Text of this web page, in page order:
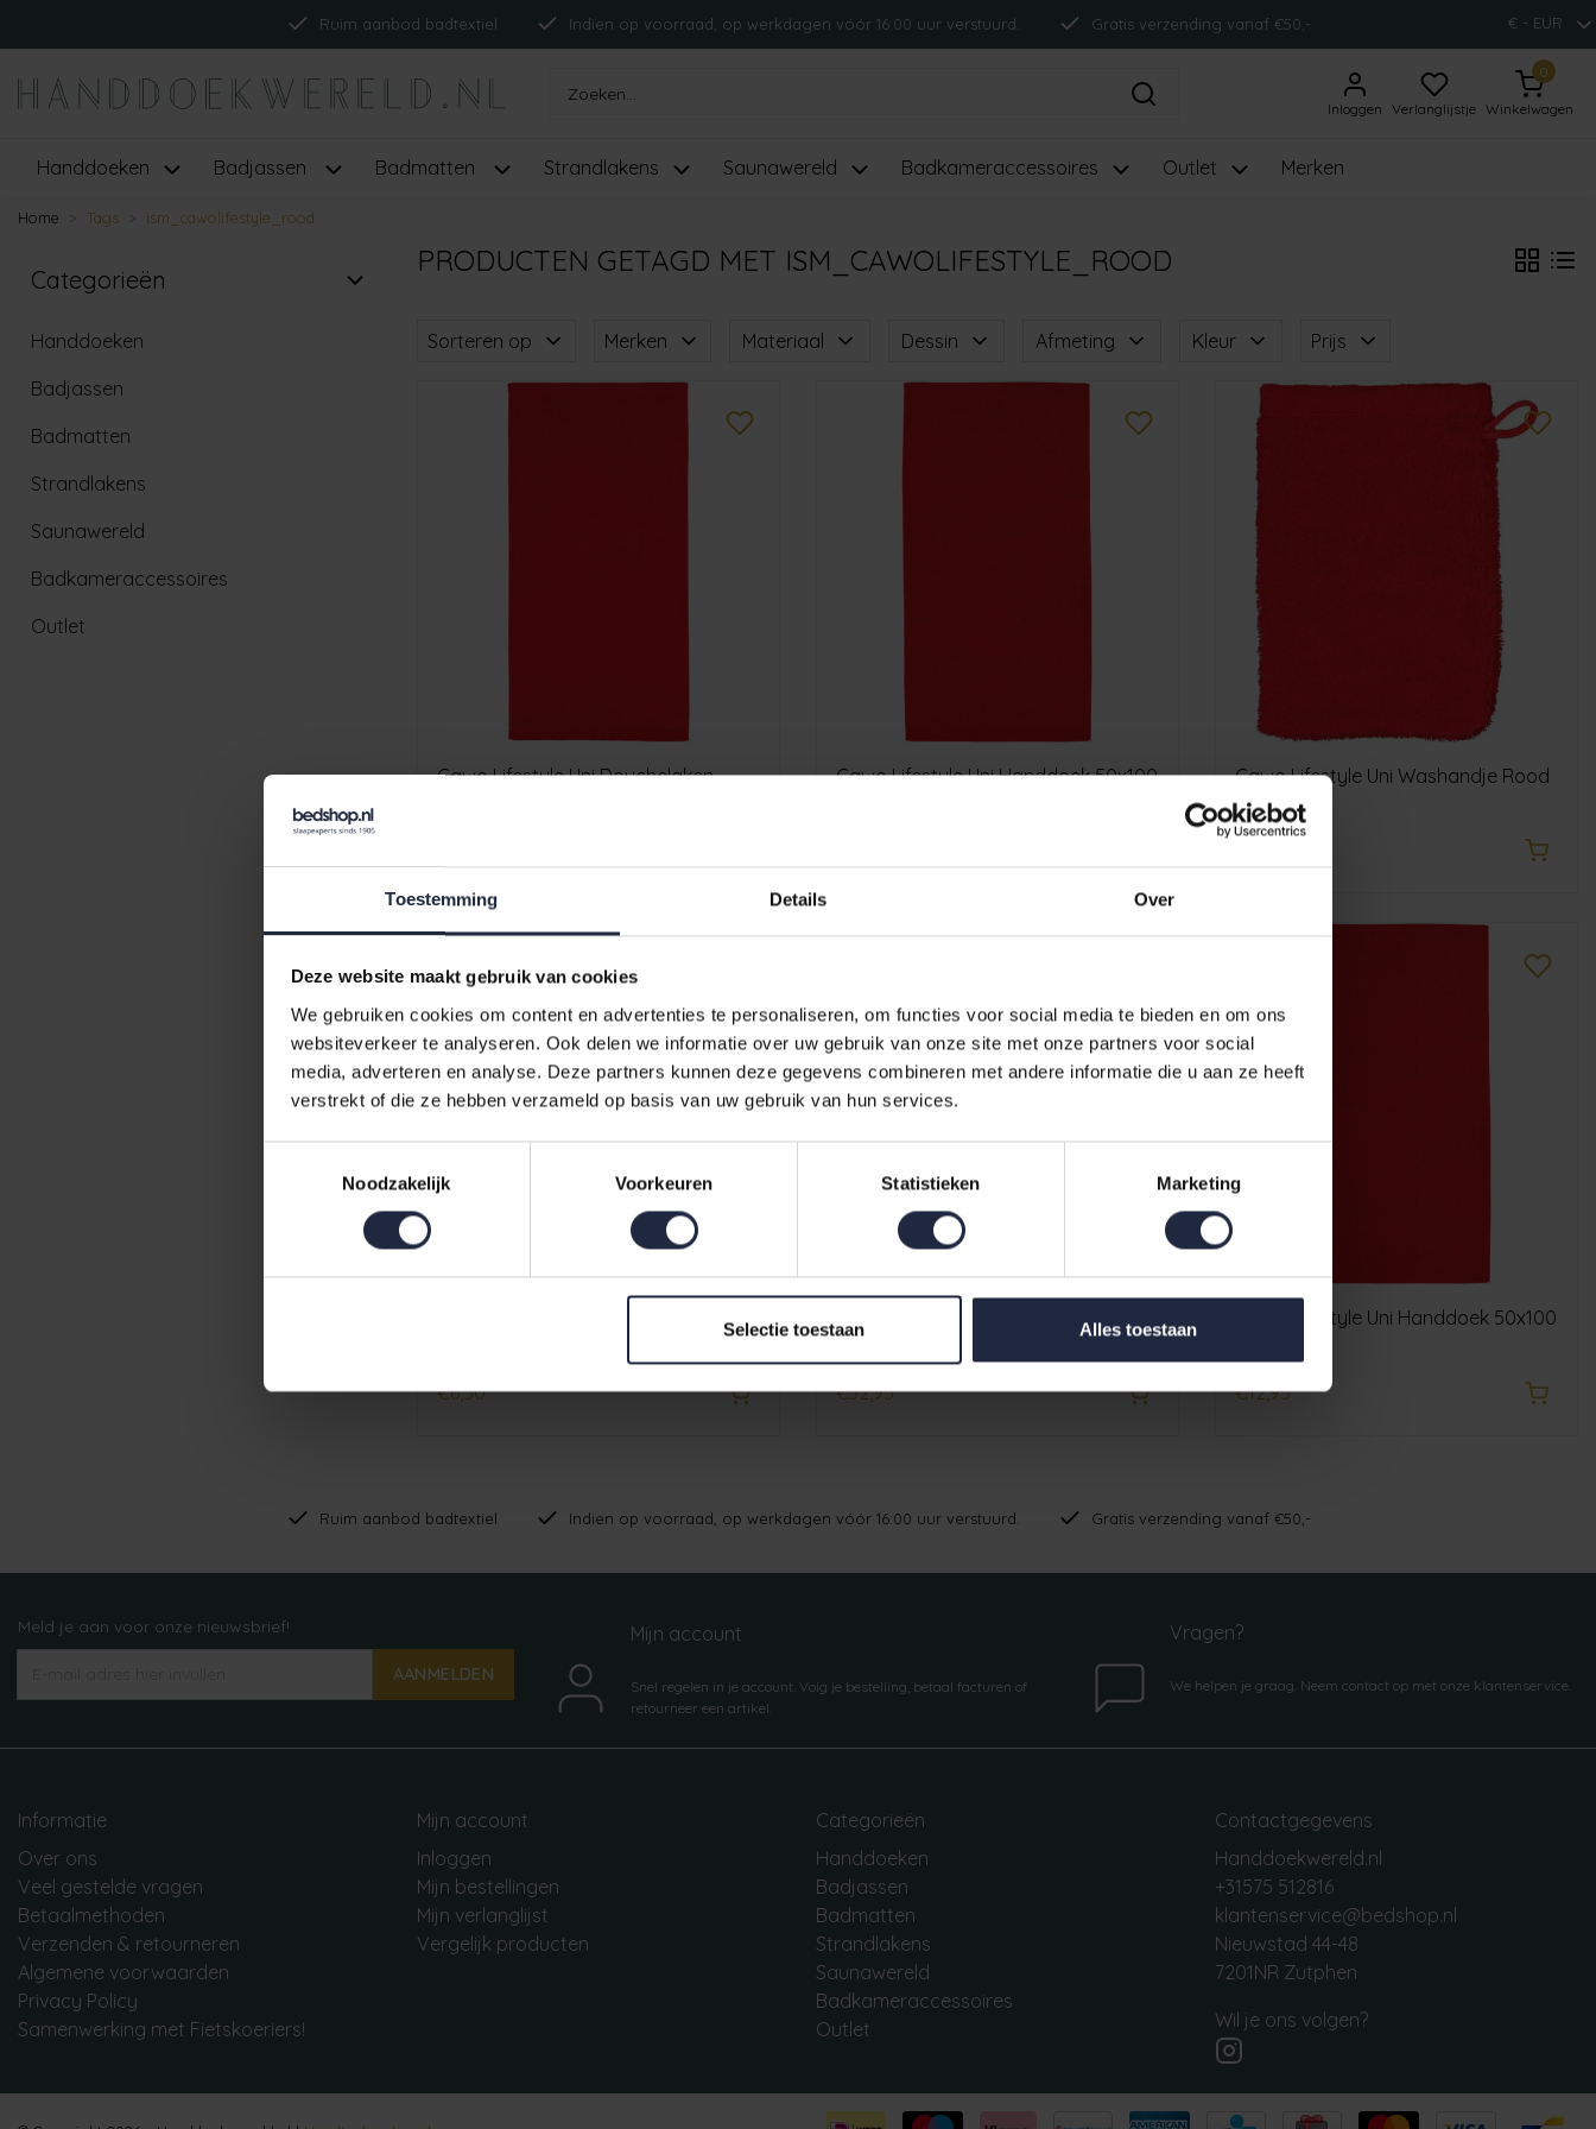
Toestemming Details Over
Deze website maakt gebruik van cookies
We gebruiken cookies om content en advertenties te personaliseren, om functies voor social media te bieden en om ons
websiteverkeer te analyseren. Ook delen we informatie over uw gebruik van onze site met onze partners voor social
media, adverteren en analyse. Deze partners kunnen deze gegevens combineren met andere informatie die u aan ze heeft
verstrekt of die ze hebben verzameld op basis van uw gebruik van hun services.
Noodzakelijk
Voorkeuren Statistieken Marketing
Selectie toestaan Alles toestaan
Ruim aanbod badtextiel Indien op voorraad, op werkdagen vóór 16:00 uur verstuurd. Gratis verzending vanaf €50,- € - EUR
Inloggen Verlanglijstje
0
Winkelwagen
Handdoeken Badjassen Badmatten Strandlakens Saunawereld Badkameraccessoires Outlet Merken
Home Tags ism_cawolifestyle_rood
Categorieën
Handdoeken
Badjassen
Badmatten
Strandlakens
Saunawereld
Badkameraccessoires
Outlet
PRODUCTEN GETAGD MET ISM_CAWOLIFESTYLE_ROOD
Sorteren op Merken Materiaal Dessin Afmeting Kleur Prijs
Cawo Lifestyle Uni Douchelaken
Cawo Lifestyle Uni Handdoek 50x100
Cawo Lifestyle Uni Washandje Rood
€6,50
Cawo Lifestyle Uni Douchelaken
€32,95
Cawo Lifestyle Uni Handdoek 50x100
€12,95
Ruim aanbod badtextiel Indien op voorraad, op werkdagen vóór 16:00 uur verstuurd. Gratis verzending vanaf €50,-
Meld je aan voor onze nieuwsbrief!
AANMELDEN
Mijn account
Snel regelen in je account. Volg je bestelling, betaal facturen of
retourneer een artikel.
Vragen?
We helpen je graag. Neem contact op met onze klantenservice.
Informatie
Over ons
Veel gestelde vragen
Betaalmethoden
Verzenden & retourneren
Algemene voorwaarden
Privacy Policy
Samenwerking met Fietskoeriers!
Mijn account
Inloggen
Mijn bestellingen
Mijn verlanglijst
Vergelijk producten
Categorieën
Handdoeken
Badjassen
Badmatten
Strandlakens
Saunawereld
Badkameraccessoires
Outlet
Contactgegevens
Handdoekwereld.nl
+31575 512816
klantenservice@bedshop.nl
Nieuwstad 44-48
7201NR Zutphen
Wil je ons volgen?